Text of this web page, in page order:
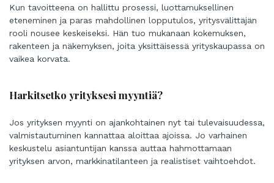
Kun tavoitteena on hallittu prosessi, luottamuksellinen
eteneminen ja paras mahdollinen lopputulos, yritysvälittäjän
rooli nousee keskeiseksi. Hän tuo mukanaan kokemuksen,
rakenteen ja näkemyksen, joita yksittäisessä yrityskaupassa on
vaikea korvata.
Harkitsetko yrityksesi myyntiä?
Jos yrityksen myynti on ajankohtainen nyt tai tulevaisuudessa,
valmistautuminen kannattaa aloittaa ajoissa. Jo varhainen
keskustelu asiantuntijan kanssa auttaa hahmottamaan
yrityksen arvon, markkinatilanteen ja realistiset vaihtoehdot.